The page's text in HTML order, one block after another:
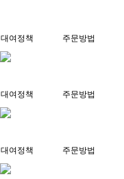
대여정책 주문방법
대여정책 주문방법
대여정책 주문방법